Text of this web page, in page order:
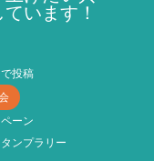
います！
投稿
ーン
ンプラリー